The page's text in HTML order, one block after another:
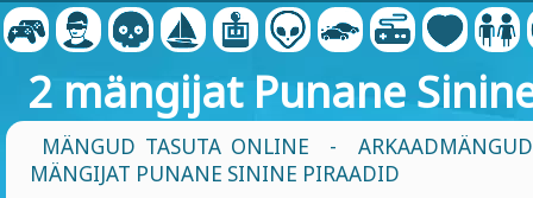
2 mängijat Punane
MÄNGUD TASUTA ONLINE -
MÄNGIJAT PUNANE SININE PIRAADID